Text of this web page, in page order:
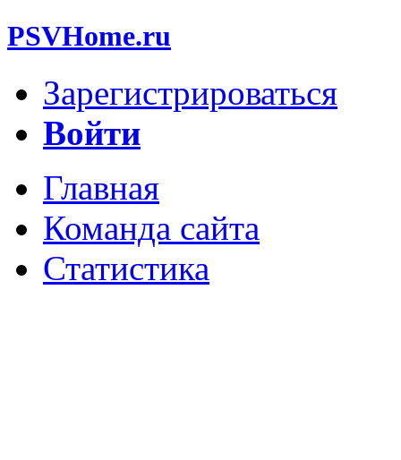
PSVHome.ru
Зарегистрироваться
Войти
Главная
Команда сайта
Статистика